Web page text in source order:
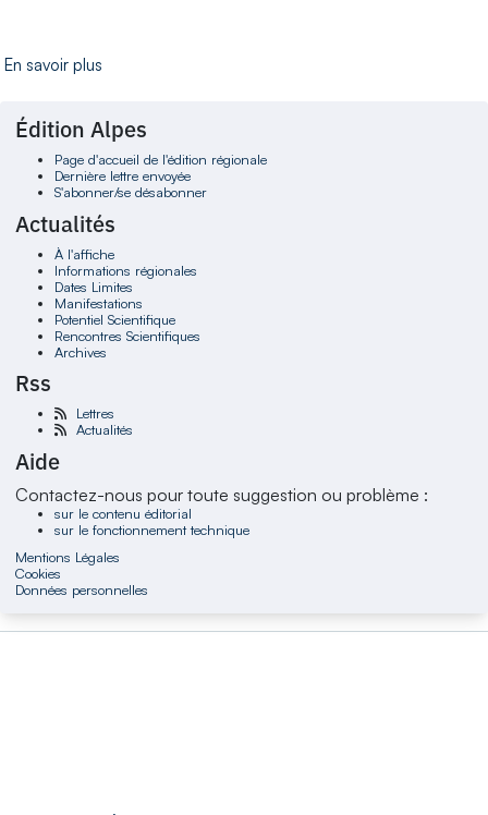
En savoir plus
Édition Alpes
Page d'accueil de l'édition régionale
Dernière lettre envoyée
S'abonner/se désabonner
Actualités
À l'affiche
Informations régionales
Dates Limites
Manifestations
Potentiel Scientifique
Rencontres Scientifiques
Archives
Rss
Lettres
Actualités
Aide
Contactez-nous pour toute suggestion ou problème :
sur le contenu éditorial
sur le fonctionnement technique
Mentions Légales
Cookies
Données personnelles